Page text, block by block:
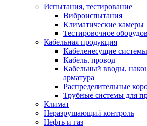
Испытания, тестирование
Виброиспытания
Климатические камеры
Тестировочное
Кабельная продукция
Кабеленесущие
Кабель, провод
Кабельный вводы,
арматура
Распределительные
Трубные системы для
Климат
Неразрушающий контроль
Нефть и газ